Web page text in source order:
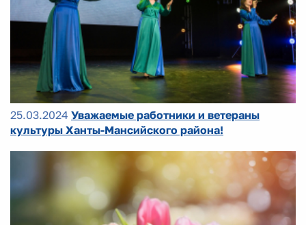
25.03.2024 Уважаемые работники и ветераны
культуры Ханты-Мансийского района!